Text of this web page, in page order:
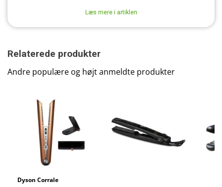
Læs mere i artiklen
Relaterede produkter
Andre populære og højt anmeldte produkter
Dyson Corrale